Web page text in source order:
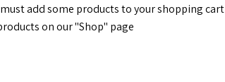
add some products to your shopping cart.
on our "Shop" page.